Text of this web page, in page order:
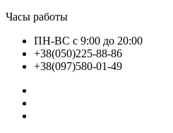
Часы работы
ПН-ВС с 9:00 до 20:00
+38(050)225-88-86
+38(097)580-01-49